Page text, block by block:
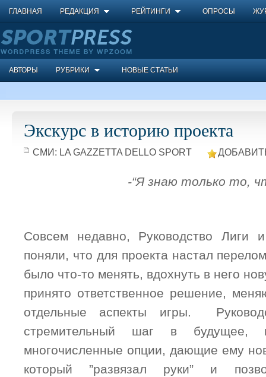
ГЛАВНАЯ РЕДАКЦИЯ РЕЙТИНГИ ОПРОСЫ
АВТОРЫ РУБРИКИ НОВЫЕ СТАТЬИ
Экскурс в историю проекта
СМИ: LA GAZZETTA DELLO SPORT
-“Я знаю только то,
Совсем недавно, Руководство Лиги
поняли, что для проекта настал
было что-то менять, вдохнуть в него
принято ответственное решение,
отдельные аспекты игры.
стремительный шаг в будущее,
многочисленные опции, дающие ему
который ”развязал руки” и